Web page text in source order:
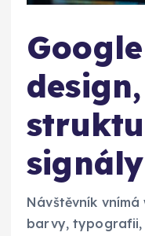
signály
Návštěvník
barvy, typografii,